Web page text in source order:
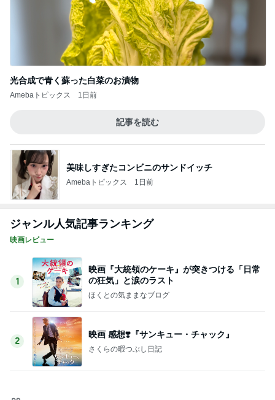
光合成で青く蘇った白菜のお漬物
Amebaトピックス 1日前
記事を読む
美味しすぎたコンビニのサンドイッチ
Amebaトピックス 1日前
ジャンル人気記事ランキング
映画レビュー
1
映画『大統領のケーキ』が突きつける「日常
の狂気」と涙のラスト
ほくとの気ままなブログ
2
映画 感想❣️『サンキュー・チャック』
さくらの暇つぶし日記